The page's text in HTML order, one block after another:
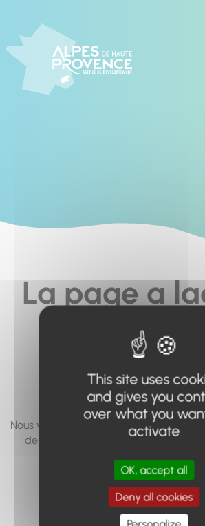
La page a
vous
accéder
pas... ou
Nous vous invitons à utiliser le moteur
de page, ou à utiliser le menu pour
Retour à l'accueil
This site uses
and gives you
over what you
activate
OK, accept all
Deny all cookies